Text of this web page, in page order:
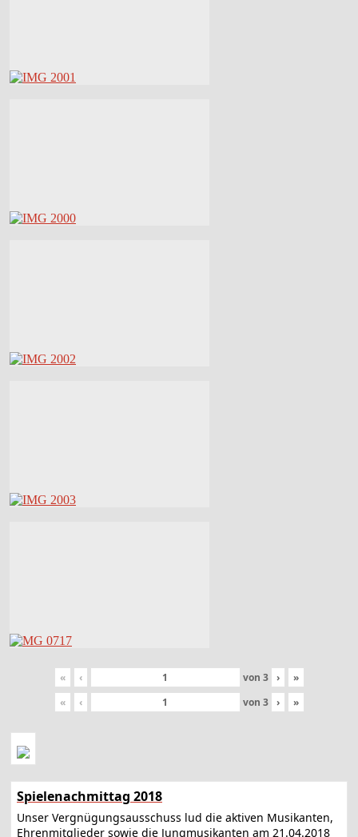
« ‹ von 3 ›
»
«
‹ von 3 › »
Spielenachmittag 2018
Unser Vergnügungsausschuss lud die aktiven Musikanten,
Ehrenmitglieder sowie die Jungmusikanten am 21.04.2018